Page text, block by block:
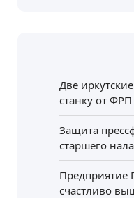
Две
станку от ФРП
Защита
старшего
счастливо